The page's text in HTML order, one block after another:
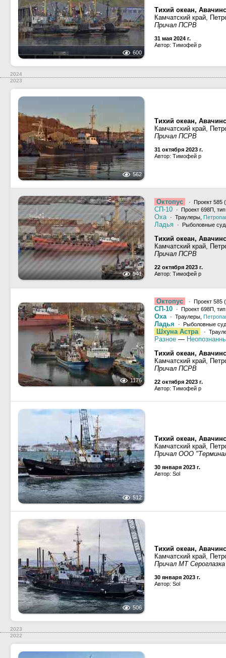
600
Тихий океан,
Камчатский край,
Причал ПСРВ
31 мая 2024 г.
Автор: Тимофей р
2024
2023
562
Тихий океан,
Камчатский край,
Причал ПСРВ
31 октября 2023 г.
Автор: Тимофей р
941
Октопус · Проект 585
СП-10 · Проект 698П,
Оха · Траулеры,
Ладья · Рыболовные
Тихий океан,
Камчатский край,
Причал ПСРВ
22 октября 2023 г.
Автор: Тимофей р
1176
Октопус · Проект 585
СП-10 · Проект 698П,
Оха · Траулеры,
Ладья · Рыболовные
Шхуна Астра ·
Разное —
Тихий океан,
Камчатский край,
Причал ПСРВ
22 октября 2023 г.
Автор: Тимофей р
512
Тихий океан,
Камчатский край,
Причал ООО
30 января 2023 г.
Автор: Sol
506
Тихий океан,
Камчатский край,
Причал МТ Сероглазка
30 января 2023 г.
Автор: Sol
2023
2022